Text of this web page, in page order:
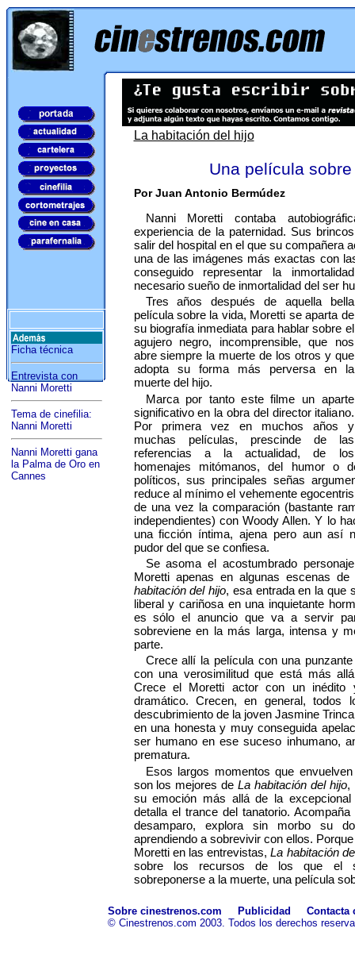
Ficha técnica
Entrevista con
Nanni Moretti
Tema de cinefilia:
Nanni Moretti
Nanni Moretti gana
la Palma de Oro en
Cannes
La habitación del hijo
Una película
Por Juan Antonio Bermúdez
Nanni Moretti contaba
experiencia de la paternidad. Sus
salir del hospital en el que su compañera
una de las imágenes más exactas con
conseguido representar la
necesario sueño de inmortalidad del ser
Tres años después de aquella bella
película sobre la vida, Moretti se aparta de
su biografía inmediata para hablar sobre el
agujero negro, incomprensible, que nos
abre siempre la muerte de los otros y que
adopta su forma más perversa en la
muerte del hijo.
Marca por tanto este filme un aparte
significativo en la obra del director italiano.
Por primera vez en muchos años y
muchas películas, prescinde de las
referencias a la actualidad, de los
homenajes mitómanos, del humor o
políticos, sus principales señas
reduce al mínimo el vehemente
de una vez la comparación (bastante
independientes) con Woody Allen. Y lo
una ficción íntima, ajena pero aun así
pudor del que se confiesa.
Se asoma el acostumbrado
Moretti apenas en algunas escenas
habitación del hijo, esa entrada en la que
liberal y cariñosa en una inquietante
es sólo el anuncio que va a servir
sobreviene en la más larga, intensa y
parte.
Crece allí la película con una
con una verosimilitud que está más
Crece el Moretti actor con un inédito
dramático. Crecen, en general, todos
descubrimiento de la joven Jasmine
en una honesta y muy conseguida
ser humano en ese suceso inhumano,
prematura.
Esos largos momentos que
son los mejores deLa habitación del hijo,
su emoción más allá de la
detalla el trance del tanatorio.
desamparo, explora sin morbo su
aprendiendo a sobrevivir con ellos.
Moretti en las entrevistas,La habitación
sobre los recursos de los que el
sobreponerse a la muerte, una película
Sobre cinestrenos.com Publicidad
Contacta
© Cinestrenos.com 2003. Todos los derechos